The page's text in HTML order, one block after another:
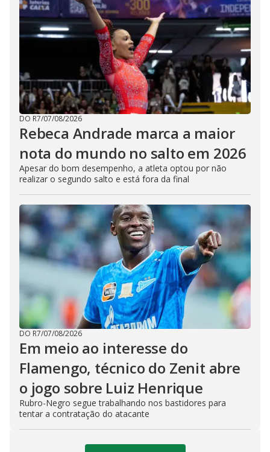
DO R7/07/08/2026
Rebeca Andrade marca a maior
nota do mundo no salto em 2026
Apesar do bom desempenho, a atleta optou por não
realizar o segundo salto e está fora da final
DO R7/07/08/2026
Em meio ao interesse do
Flamengo, técnico do Zenit abre
o jogo sobre Luiz Henrique
Rubro-Negro segue trabalhando nos bastidores para
tentar a contratação do atacante